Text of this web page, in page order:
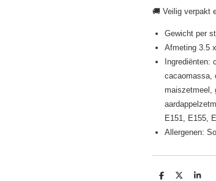
🚚 Veilig verpakt
Gewicht per
Afmeting 3.5
Ingrediënten:
cacaomassa,
maiszetmeel,
E151, E155,
Allergenen:
D
D
S